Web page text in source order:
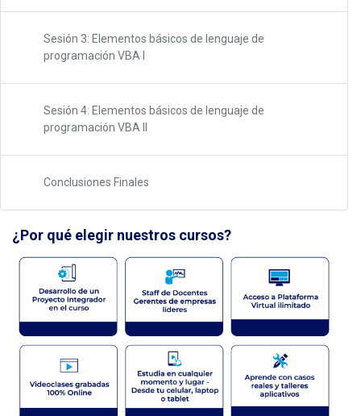
Sesión 3: Elementos básicos de lenguaje de
programación VBA I
Sesión 4: Elementos básicos de lenguaje de
programación VBA II
Conclusiones Finales
¿Por qué elegir nuestros cursos?